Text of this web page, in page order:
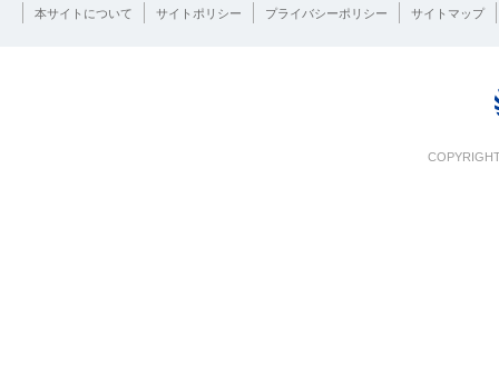
本サイトについて サイトポリシー プライバシーポリシー サイトマップ